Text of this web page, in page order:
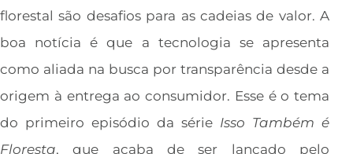
florestal são desafios para as cadeias de valor. A
boa notícia é que a tecnologia se apresenta
como aliada na busca por transparência desde a
origem à entrega ao consumidor. Esse é o tema
do primeiro episódio da série Isso Também é
Floresta, que acaba de ser lançado pelo